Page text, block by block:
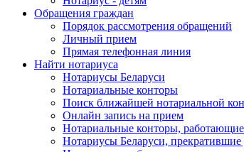
Обращения граждан
Порядок рассмотрения обращений
Личный прием
Прямая телефонная линия
Найти нотариуса
Нотариусы Беларуси
Нотариальные конторы
Поиск ближайшей нотариальной
Онлайн запись на прием
Нотариальные конторы, работающие
Нотариусы Беларуси, прекратившие